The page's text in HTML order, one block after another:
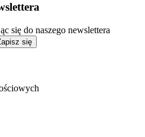
się do naszego newslettera
się